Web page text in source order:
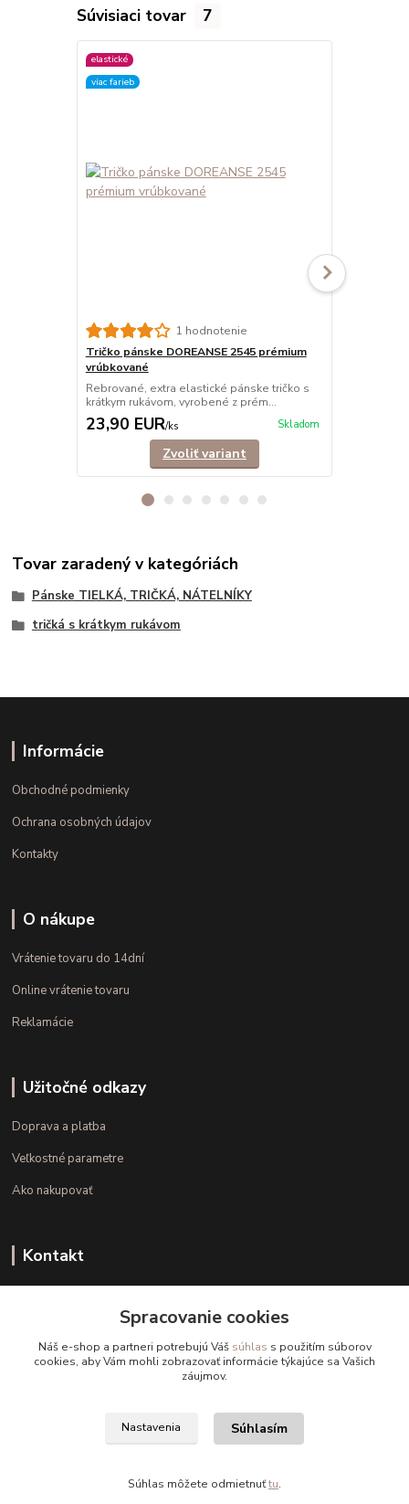
Súvisiaci tovar 7
elastické
viac farieb
1 hodnotenie
Tričko pánske DOREANSE 2545 prémium
vrúbkované
Rebrované, extra elastické pánske tričko s
krátkym rukávom, vyrobené z prém...
23,90 EUR/ks Skladom
Zvoliť variant
Tovar zaradený v kategóriách
Pánske TIELKÁ, TRIČKÁ, NÁTELNÍKY
tričká s krátkym rukávom
Informácie
Obchodné podmienky
Ochrana osobných údajov
Kontakty
O nákupe
Vrátenie tovaru do 14dní
Online vrátenie tovaru
Reklamácie
Užitočné odkazy
Doprava a platba
Veľkostné parametre
Ako nakupovať
Kontakt
(Po.-Pi. 10.00 - 15.00)
info@kvalitnaBielizen.sk
Copyright © kvalitnabielizen.sk
Spracovanie cookies
Náš e-shop a partneri potrebujú Váš súhlas s použitím súborov
cookies, aby Vám mohli zobrazovať informácie týkajúce sa Vašich
záujmov.
Nastavenia Súhlasím
Súhlas môžete odmietnuťtu.